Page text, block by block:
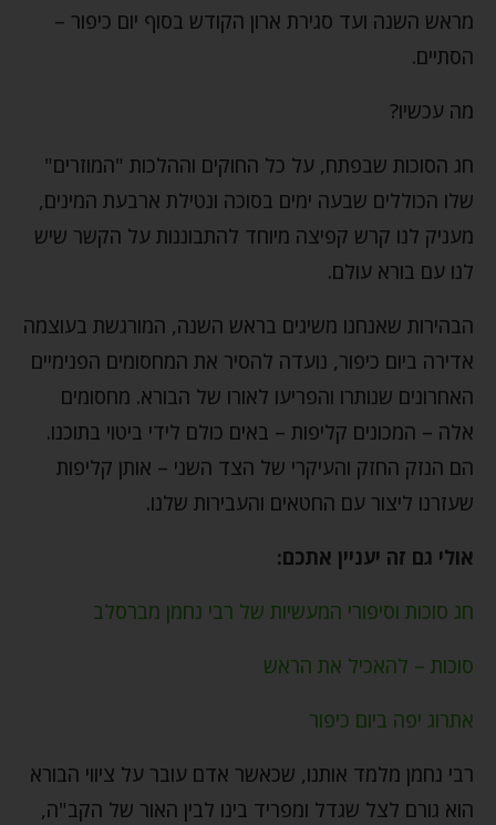
מראש השנה ועד סגירת ארון הקודש בסוף יום כיפור –
הסתיים.
מה עכשיו?
חג הסוכות שבפתח, על כל החוקים וההלכות "המוזרים"
שלו הכוללים שבעה ימים בסוכה ונטילת ארבעת המינים,
מעניק לנו קרש קפיצה מיוחד להתבוננות על הקשר שיש
לנו עם בורא עולם.
הבהירות שאנחנו משיגים בראש השנה, המורגשת בעוצמה
אדירה ביום כיפור, נועדה להסיר את המחסומים הפנימיים
האחרונים שנותרו והפריעו לאורו של הבורא. מחסומים
אלה – המכונים קליפות – באים כולם לידי ביטוי בתוכנו.
הם הנזק החזק והעיקרי של הצד השני – אותן קליפות
שעזרנו ליצור עם החטאים והעבירות שלנו.
אולי גם זה יעניין אתכם:
חג סוכות וסיפורי המעשיות של רבי נחמן מברסלב
סוכות – להאכיל את הראש
אתרוג יפה ביום כיפור
רבי נחמן מלמד אותנו, שכאשר אדם עובר על ציווי הבורא
הוא גורם לצל שגדל ומפריד בינו לבין האור של הקב"ה,